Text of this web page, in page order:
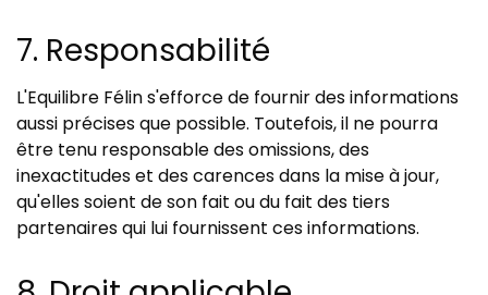
7. Responsabilité
L'Equilibre Félin s'efforce de fournir des informations
aussi précises que possible. Toutefois, il ne pourra
être tenu responsable des omissions, des
inexactitudes et des carences dans la mise à jour,
qu'elles soient de son fait ou du fait des tiers
partenaires qui lui fournissent ces informations.